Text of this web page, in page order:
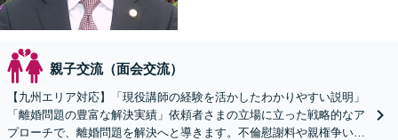
親子交流（面会交流）
【九州エリア対応】「現役講師の経験を活かしたわかりやすい説明」
「離婚問題の豊富な解決実績」依頼者さまの立場に立った戦略的なア
プローチで、離婚問題を解決へと導きます。不倫慰謝料や親権争い、